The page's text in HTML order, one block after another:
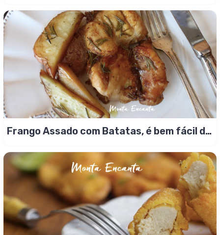
Frango Assado com Batatas, é bem fácil de